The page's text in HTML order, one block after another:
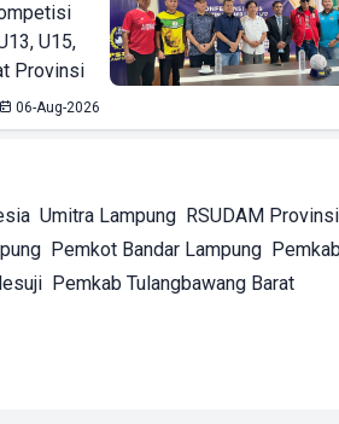
U15,
Provinsi
06-Aug-2026
Umitra Lampung RSUDAM
Pemkot Bandar Lampung
Pemkab Tulangbawang Barat